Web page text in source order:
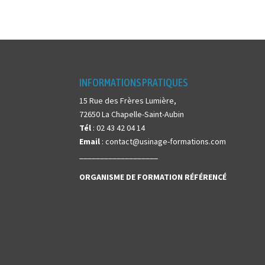
INFORMATIONS PRATIQUES
15 Rue des Frères Lumière,
72650 La Chapelle-Saint-Aubin
Tél : 02 43 42 04 14
Email : contact@usinage-formations.com
ORGANISME DE FORMATION RÉFÉRENCÉ